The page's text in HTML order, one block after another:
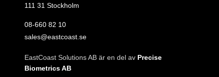
111 31 Stockholm
08‑660 82 10
sales@eastcoast.se
EastCoast Solutions AB är en del av Precise
Biometrics AB